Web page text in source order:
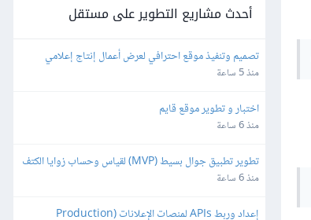
أحدث مشاريع التطوير على مستقل
تصميم وتنفيذ موقع احترافي لعرض أعمال إنتاج إعلامي
منذ 5 ساعة
اختبار و تطوير موقع قايم
منذ 6 ساعة
تطوير تطبيق جوال بسيط (MVP) لقياس وحساب زوايا الكتف
منذ 6 ساعة